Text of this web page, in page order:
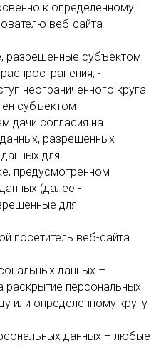
к определенному
веб-сайта
разрешенные субъектом
-
неограниченного круга
субъектом
дачи согласия на
разрешенных
для
предусмотренном
(далее -
для
посетитель веб-сайта
данных –
раскрытие персональных
или определенному кругу
данных – любые